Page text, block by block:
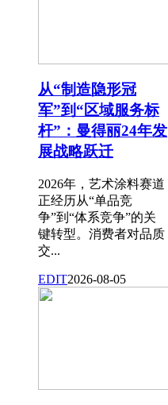
从“制造隐形冠
军”到“区域服务标
杆”：曼得丽24年发
展战略跃迁
2026年，艺术涂料赛道
正经历从“单品竞
争”到“体系竞争”的关
键转型。消费者对品质
交...
EDIT2026-08-05